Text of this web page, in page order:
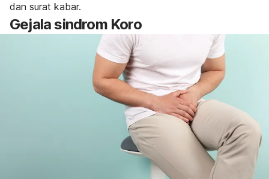
dan surat kabar.
Gejala sindrom Koro